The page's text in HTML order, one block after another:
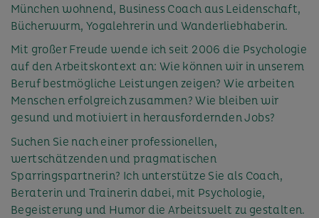
München wohnend, Business Coach aus Leidenschaft,
Bücherwurm, Yogalehrerin und Wanderliebhaberin.
Mit großer Freude wende ich seit 2006 die Psychologie
auf den Arbeitskontext an: Wie können wir in unserem
Beruf bestmögliche Leistungen zeigen? Wie arbeiten
Menschen erfolgreich zusammen? Wie bleiben wir
gesund und motiviert in herausfordernden Jobs?
Suchen Sie nach einer professionellen,
wertschätzenden und pragmatischen
Sparringspartnerin? Ich unterstütze Sie als Coach,
Beraterin und Trainerin dabei, mit Psychologie,
Begeisterung und Humor die Arbeitswelt zu gestalten.